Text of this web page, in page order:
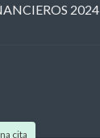
2024
cita